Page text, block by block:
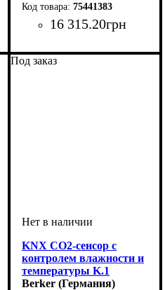
75441383
16 315.20грн
Под заказ
KNX CO2-сенсор с
контролем влажности и
температуры K.1
пол.белизна
Berker (Германия)